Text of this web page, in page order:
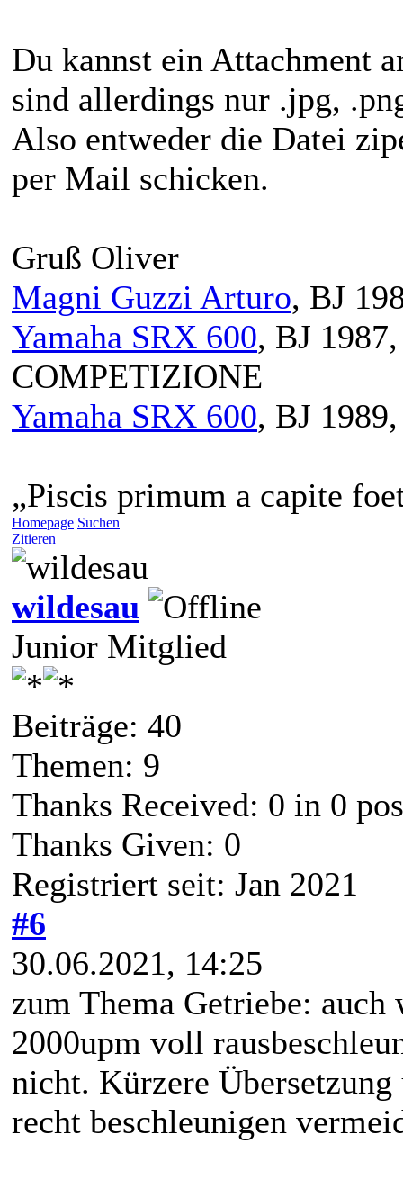
Du kannst ein Attachment
sind allerdings nur .jpg,
Also entweder die Datei
per Mail schicken.
Gruß Oliver
Magni Guzzi Arturo, BJ
Yamaha SRX 600, BJ
COMPETIZIONE
Yamaha SRX 600, BJ
„Piscis primum a capite
Homepage Suchen
Zitieren
wildesau
Junior Mitglied
Beiträge: 40
Themen: 9
Thanks Received: 0 in 0
Thanks Given: 0
Registriert seit: Jan 2021
#6
30.06.2021, 14:25
zum Thema Getriebe:
2000upm voll
nicht. Kürzere
recht beschleunigen